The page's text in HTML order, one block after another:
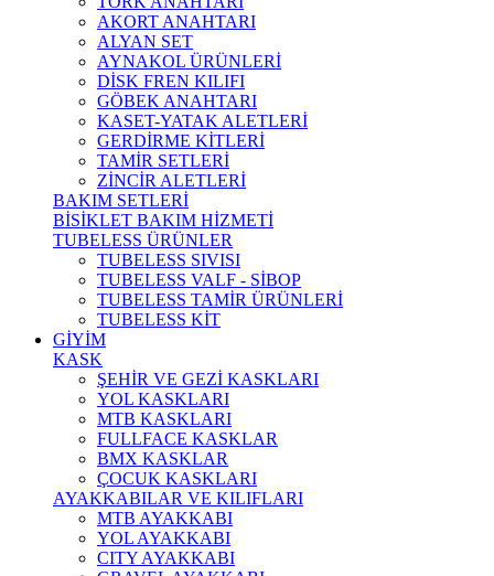
AKORT ANAHTARI
ALYAN SET
AYNAKOL ÜRÜNLERİ
DİSK FREN KILIFI
GÖBEK ANAHTARI
KASET-YATAK ALETLERİ
GERDİRME KİTLERİ
TAMİR SETLERİ
ZİNCİR ALETLERİ
BAKIM SETLERİ
BİSİKLET BAKIM HİZMETİ
TUBELESS ÜRÜNLER
TUBELESS SIVISI
TUBELESS VALF - SİBOP
TUBELESS TAMİR ÜRÜNLERİ
TUBELESS KİT
GİYİM
KASK
ŞEHİR VE GEZİ KASKLARI
YOL KASKLARI
MTB KASKLARI
FULLFACE KASKLAR
BMX KASKLAR
ÇOCUK KASKLARI
AYAKKABILAR VE KILIFLARI
MTB AYAKKABI
YOL AYAKKABI
CITY AYAKKABI